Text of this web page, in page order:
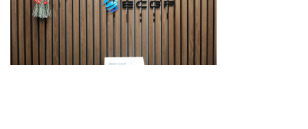
掲載内容のご確認はこちら
ログイン